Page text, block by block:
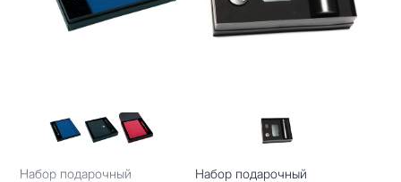
Набор подарочный Набор подарочный